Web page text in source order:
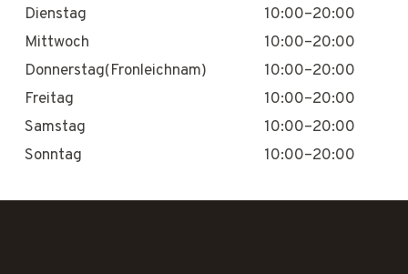
Dienstag
10:00–20:00
Mittwoch
10:00–20:00
Donnerstag(Fronleichnam)
10:00–20:00
Freitag
10:00–20:00
Samstag
10:00–20:00
Sonntag
10:00–20:00